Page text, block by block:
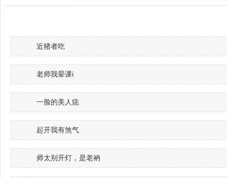
近猪者吃
老师我晕课i
一脸的美人痣
起开我有煞气
师太别开灯，是老衲